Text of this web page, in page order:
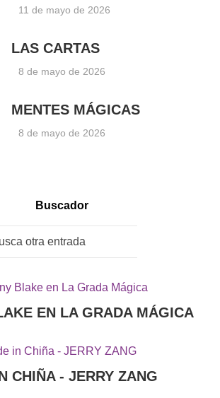
11 de mayo de 2026
LAS CARTAS
8 de mayo de 2026
MENTES MÁGICAS
8 de mayo de 2026
Buscador
EN LA GRADA MÁGICA
CHIÑA - JERRY ZANG